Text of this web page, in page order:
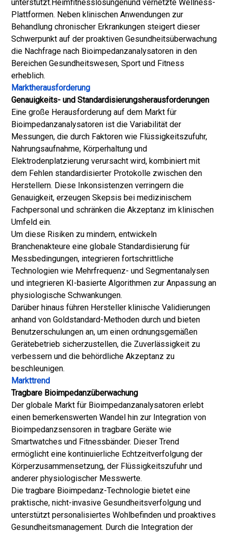
unterstützt. Heimfitnesslösungenund vernetzte Wellness-
Plattformen. Neben klinischen Anwendungen zur
Behandlung chronischer Erkrankungen steigert dieser
Schwerpunkt auf der proaktiven Gesundheitsüberwachung
die Nachfrage nach Bioimpedanzanalysatoren in den
Bereichen Gesundheitswesen, Sport und Fitness
erheblich.
Marktherausforderung
Genauigkeits- und Standardisierungsherausforderungen
Eine große Herausforderung auf dem Markt für
Bioimpedanzanalysatoren ist die Variabilität der
Messungen, die durch Faktoren wie Flüssigkeitszufuhr,
Nahrungsaufnahme, Körperhaltung und
Elektrodenplatzierung verursacht wird, kombiniert mit
dem Fehlen standardisierter Protokolle zwischen den
Herstellern. Diese Inkonsistenzen verringern die
Genauigkeit, erzeugen Skepsis bei medizinischem
Fachpersonal und schränken die Akzeptanz im klinischen
Umfeld ein.
Um diese Risiken zu mindern, entwickeln
Branchenakteure eine globale Standardisierung für
Messbedingungen, integrieren fortschrittliche
Technologien wie Mehrfrequenz- und Segmentanalysen
und integrieren KI-basierte Algorithmen zur Anpassung an
physiologische Schwankungen.
Darüber hinaus führen Hersteller klinische Validierungen
anhand von Goldstandard-Methoden durch und bieten
Benutzerschulungen an, um einen ordnungsgemäßen
Gerätebetrieb sicherzustellen, die Zuverlässigkeit zu
verbessern und die behördliche Akzeptanz zu
beschleunigen.
Markttrend
Tragbare Bioimpedanzüberwachung
Der globale Markt für Bioimpedanzanalysatoren erlebt
einen bemerkenswerten Wandel hin zur Integration von
Bioimpedanzsensoren in tragbare Geräte wie
Smartwatches und Fitnessbänder. Dieser Trend
ermöglicht eine kontinuierliche Echtzeitverfolgung der
Körperzusammensetzung, der Flüssigkeitszufuhr und
anderer physiologischer Messwerte.
Die tragbare Bioimpedanz-Technologie bietet eine
praktische, nicht-invasive Gesundheitsverfolgung und
unterstützt personalisiertes Wohlbefinden und proaktives
Gesundheitsmanagement. Durch die Integration der